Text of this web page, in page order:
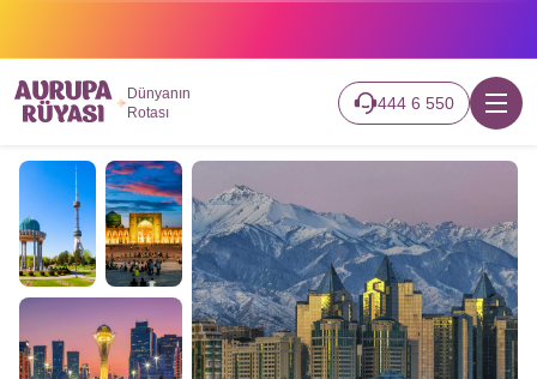
Dünyanın
Rotası
444 6 550